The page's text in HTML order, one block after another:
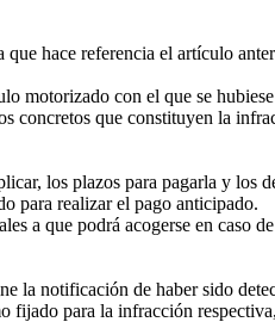
hace referencia el artículo
motorizado con el que se
concretos que constituyen la
los plazos para pagarla y los
para realizar el pago anticipado.
a que podrá acogerse en caso
notificación de haber sido
fijado para la infracción